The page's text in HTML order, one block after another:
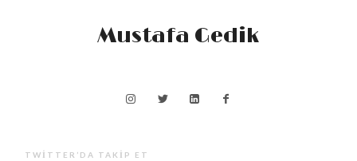
Mustafa Gedik
TWITTER’DA TAKIP ET